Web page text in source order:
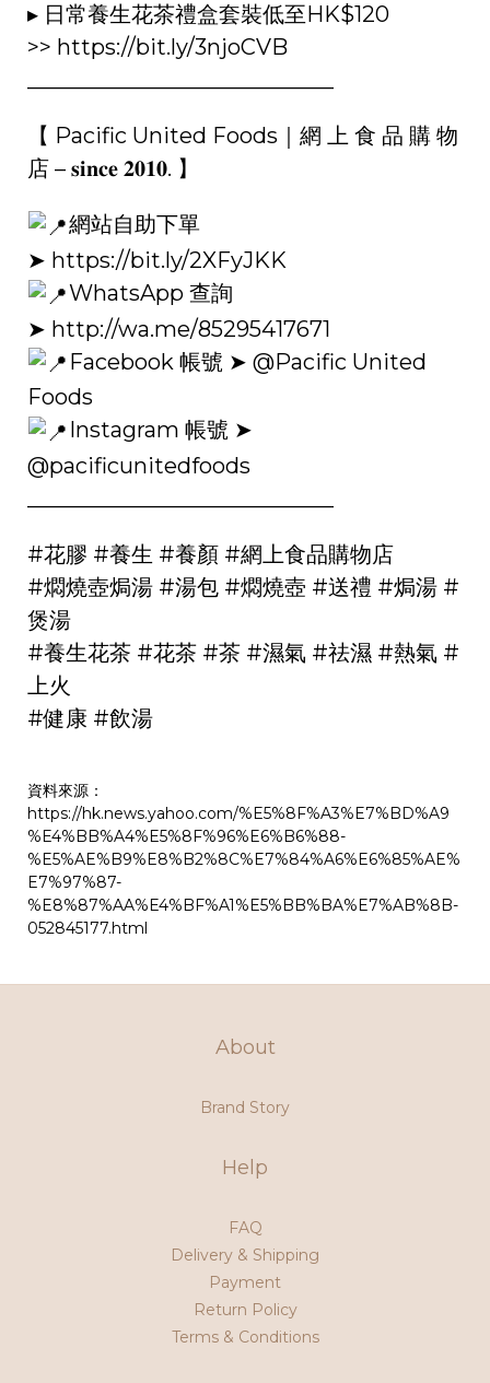
▸ 日常養生花茶禮盒套裝低至HK$120
>> https://bit.ly/3njoCVB
【 Pacific United Foods｜網 上 食 品 購 物
店 – 𝐬𝐢𝐧𝐜𝐞 𝟐𝟎𝟏𝟎. 】
網站自助下單
➤ https://bit.ly/2XFyJKK
WhatsApp 查詢
➤ http://wa.me/85295417671
Facebook 帳號 ➤ @Pacific United
Foods
Instagram 帳號 ➤
@pacificunitedfoods
#花膠 #養生 #養顏 #網上食品購物店
#燜燒壺焗湯 #湯包 #燜燒壺 #送禮 #焗湯 #
煲湯
#養生花茶 #花茶 #茶 #濕氣 #祛濕 #熱氣 #
上火
#健康 #飲湯
資料來源：
https://hk.news.yahoo.com/%E5%8F%A3%E7%BD%A9
%E4%BB%A4%E5%8F%96%E6%B6%88-
%E5%AE%B9%E8%B2%8C%E7%84%A6%E6%85%AE%
E7%97%87-
%E8%87%AA%E4%BF%A1%E5%BB%BA%E7%AB%8B-
052845177.html
About
Brand Story
Help
FAQ
Delivery & Shipping
Payment
Return Policy
Terms & Conditions